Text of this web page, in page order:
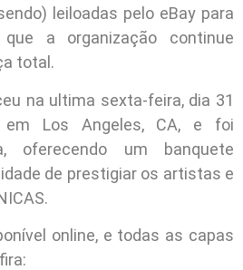
leiloadas pelo eBay para
a organização continue
total.
na ultima sexta-feira, dia 31
Los Angeles, CA, e foi
oferecendo um banquete
de prestigiar os artistas e
online, e todas as capas